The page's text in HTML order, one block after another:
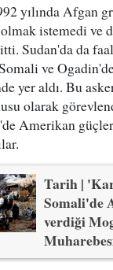
yılında Afgan
istemedi ve
Sudan'da da
ve
yer aldı. Bu
olarak
Amerikan
Tarih |
Somali'de
verdiği